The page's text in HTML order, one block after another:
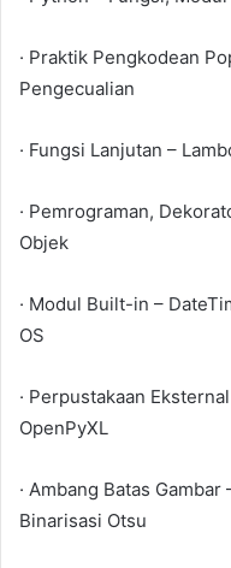
· Praktik Pengkodean
Pengecualian
· Fungsi Lanjutan –
· Pemrograman,
Objek
· Modul Built-in –
OS
· Perpustakaan
OpenPyXL
· Ambang Batas
Binarisasi Otsu